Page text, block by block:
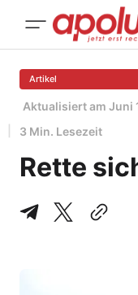
Artikel
Aktualisiert am Juni
3 Min. Lesezeit
Rette